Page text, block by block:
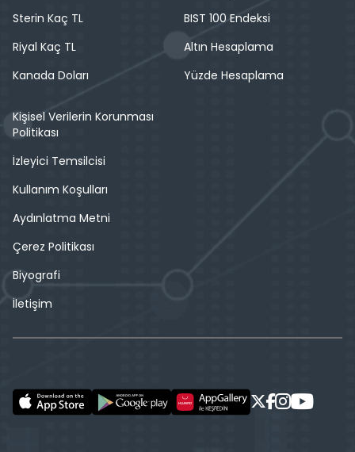
Sterin Kaç TL
Riyal Kaç TL
Kanada Doları
BIST 100 Endeksi
Altın Hesaplama
Yüzde Hesaplama
Kişisel Verilerin Korunması
Politikası
İzleyici Temsilcisi
Kullanım Koşulları
Aydınlatma Metni
Çerez Politikası
Biyografi
İletişim